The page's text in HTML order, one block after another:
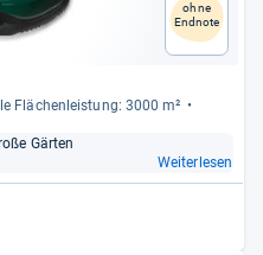
ohne
Endnote
Flä­chen­leis­tung: 3000 m²
Gär­ten
Weiterlesen